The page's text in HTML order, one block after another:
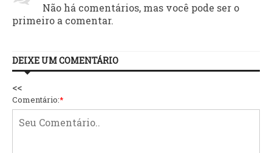
Não há comentários, mas você pode ser o
primeiro a comentar.
DEIXE UM COMENTÁRIO
<<
Comentário:*